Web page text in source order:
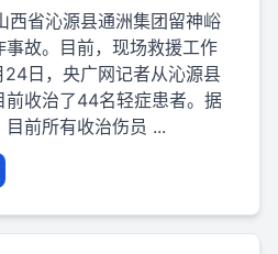
省沁源县通洲集团留神峪
故。目前，现场救援工作
日，央广网记者从沁源县
前收治了44名轻症患者。据
前所有收治伤员 ...